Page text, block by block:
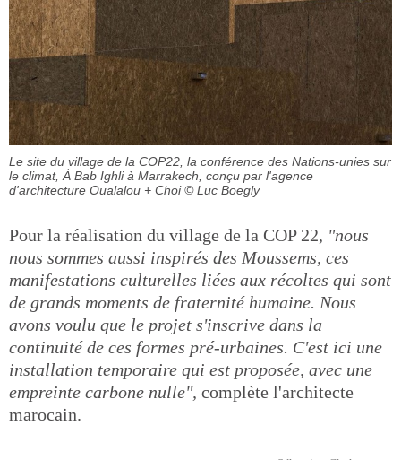
Le site du village de la COP22, la conférence des Nations-unies sur
le climat, À Bab Ighli à Marrakech, conçu par l'agence
d'architecture Oualalou + Choi © Luc Boegly
Pour la réalisation du village de la COP 22, "nous
nous sommes aussi inspirés des Moussems, ces
manifestations culturelles liées aux récoltes qui sont
de grands moments de fraternité humaine. Nous
avons voulu que le projet s'inscrive dans la
continuité de ces formes pré-urbaines. C'est ici une
installation temporaire qui est proposée, avec une
empreinte carbone nulle", complète l'architecte
marocain.